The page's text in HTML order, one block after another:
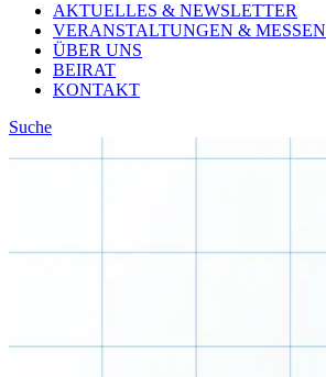
AKTUELLES & NEWSLETTER
VERANSTALTUNGEN & MESSEN
ÜBER UNS
BEIRAT
KONTAKT
Suche